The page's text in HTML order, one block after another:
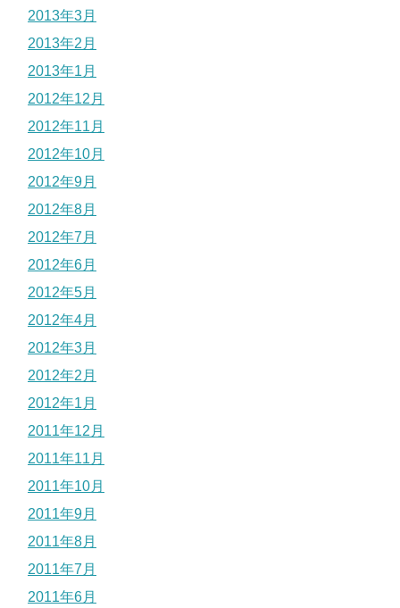
2013年3月
2013年2月
2013年1月
2012年12月
2012年11月
2012年10月
2012年9月
2012年8月
2012年7月
2012年6月
2012年5月
2012年4月
2012年3月
2012年2月
2012年1月
2011年12月
2011年11月
2011年10月
2011年9月
2011年8月
2011年7月
2011年6月